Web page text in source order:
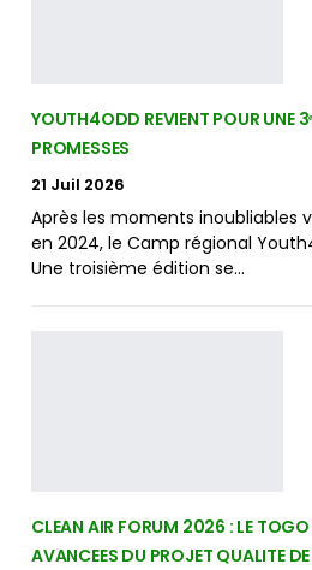
YOUTH4ODD REVIENT POUR UNE
PROMESSES
21 Juil 2026
Après les moments inoubliables
en 2024, le Camp régional
Une troisième édition se…
CLEAN AIR FORUM 2026 : LE TOGO
AVANCEES DU PROJET QUALITE